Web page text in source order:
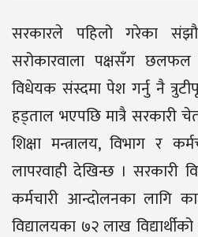
सरकारले पहिलो गरेका
सरोकारवाला पक्षसँग
विधेयक संस्दमा पेश गर्नु नै
हड्ताल भएपछि मात्रै सरकारी
शिक्षा मन्त्रालय, विभाग र
लापरवाही देखिन्छ । सरकारी
कर्मचारी आन्दोलनका लागि
विद्यालयका ७२ लाख